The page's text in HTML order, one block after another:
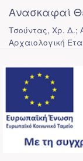
Ανασκαφαί
Τσούντας, Χρ. Δ.;
Αρχαιολογική